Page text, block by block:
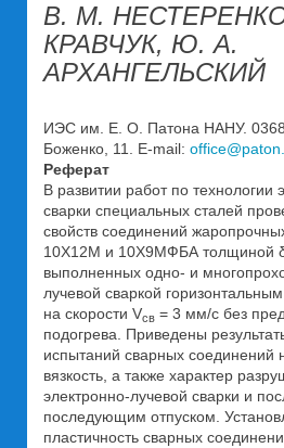
В. М.
КРАВЧУК, Ю. А.
АРХАНГЕЛЬСКИЙ
ИЭС им. Е. О. Патона НАНУ.
Боженко, 11. E-mail:
Реферат
В развитии работ по технологии
сварки специальных сталей
свойств соединений
10Х12М и 10Х9МФБА толщиной
выполненных одно- и
лучевой сваркой
на скорости Vсв = 3 мм/с без
подогрева. Приведены
испытаний сварных соединений
вязкость, а также характер
электронно-лучевой сварки и
последующим отпуском.
пластичность сварных